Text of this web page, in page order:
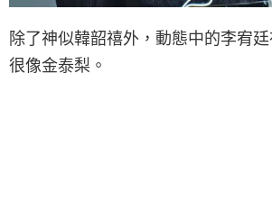
除了神似韓韶禧外，動態中的李宥
很像金泰梨。